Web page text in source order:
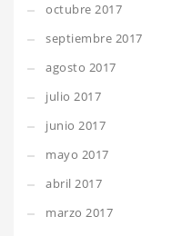
octubre 2017
septiembre 2017
agosto 2017
julio 2017
junio 2017
mayo 2017
abril 2017
marzo 2017